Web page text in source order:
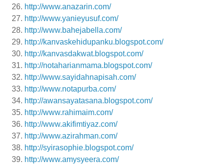
http://www.anazarin.com/
http://www.yanieyusuf.com/
http://www.bahejabella.com/
http://kanvaskehidupanku.blogspot.com/
http://kanvasdakwat.blogspot.com/
http://notaharianmama.blogspot.com/
http://www.sayidahnapisah.com/
http://www.notapurba.com/
http://awansayatasana.blogspot.com/
http://www.rahimaim.com/
http://www.akifimtiyaz.com/
http://www.azirahman.com/
http://syirasophie.blogspot.com/
http://www.amysyeera.com/